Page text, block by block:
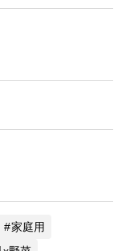
家庭用